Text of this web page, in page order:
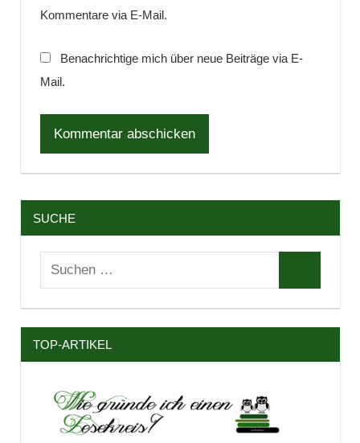
Kommentare via E-Mail.
Benachrichtige mich über neue Beiträge via E-
Mail.
SUCHE
Suchen
TOP-ARTIKEL